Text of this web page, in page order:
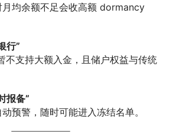
月均余额不足会收高额 dormancy
行”
不支持大额入金，且储户权益与传统
报备”
预警，随时可能进入冻结名单。